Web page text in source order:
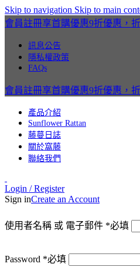
Skip to navigation Skip to main
會員註冊享首購優惠9折優惠，
訊息公告
隱私權政策
FAQs
會員註冊享首購優惠9折優惠，
產品介紹
Sunflower Rattan
藤蔓日誌
關於窩藤
聯絡我們
Login / Register
Sign inCreate an Account
使用者名稱 或 電子郵件 *必填
Password *必填